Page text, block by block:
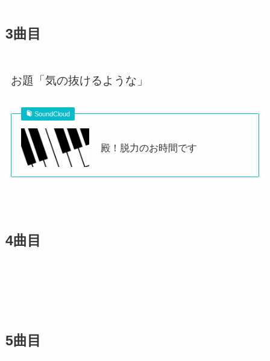
3曲目
お題「気の抜けるような」
SoundCloud
殿！脱力のお時間です
4曲目
5曲目